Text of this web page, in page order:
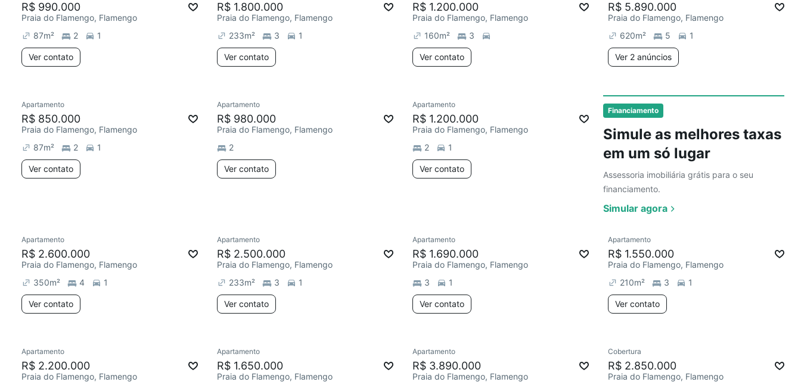
Financiamento
Simule as melhores taxas
em um só lugar
Assessoria imobiliária grátis para o seu
financiamento.
Simular agora
R$ 990.000
Praia do Flamengo, Flamengo
87m² 2 1
Ver contato
R$ 1.800.000
Praia do Flamengo, Flamengo
233m² 3 1
Ver contato
R$ 1.200.000
Praia do Flamengo, Flamengo
160m² 3
Ver contato
R$ 5.890.000
Praia do Flamengo, Flamengo
620m² 5 1
Ver 2 anúncios
Redecorar
Ver
Apartamento
R$ 850.000
Praia do Flamengo, Flamengo
87m² 2 1
Ver contato
Apartamento
R$ 980.000
Praia do Flamengo, Flamengo
2
Ver contato
Apartamento
R$ 1.200.000
Praia do Flamengo, Flamengo
2
1
Ver contato
Redecorar
Apartamento
R$ 2.600.000
Praia do Flamengo, Flamengo
350m² 4 1
Ver contato
Apartamento
R$ 2.500.000
Praia do Flamengo, Flamengo
233m² 3 1
Ver contato
Apartamento
R$ 1.690.000
Praia do Flamengo, Flamengo
3
1
Ver contato
Apartamento
R$ 1.550.000
Praia do Flamengo, Flamengo
210m² 3 1
Ver contato
Apartamento
R$ 2.200.000
Praia do Flamengo, Flamengo
Apartamento
R$ 1.650.000
Praia do Flamengo, Flamengo
Apartamento
R$ 3.890.000
Praia do Flamengo, Flamengo
Cobertura
R$ 2.850.000
Praia do Flamengo, Flamengo